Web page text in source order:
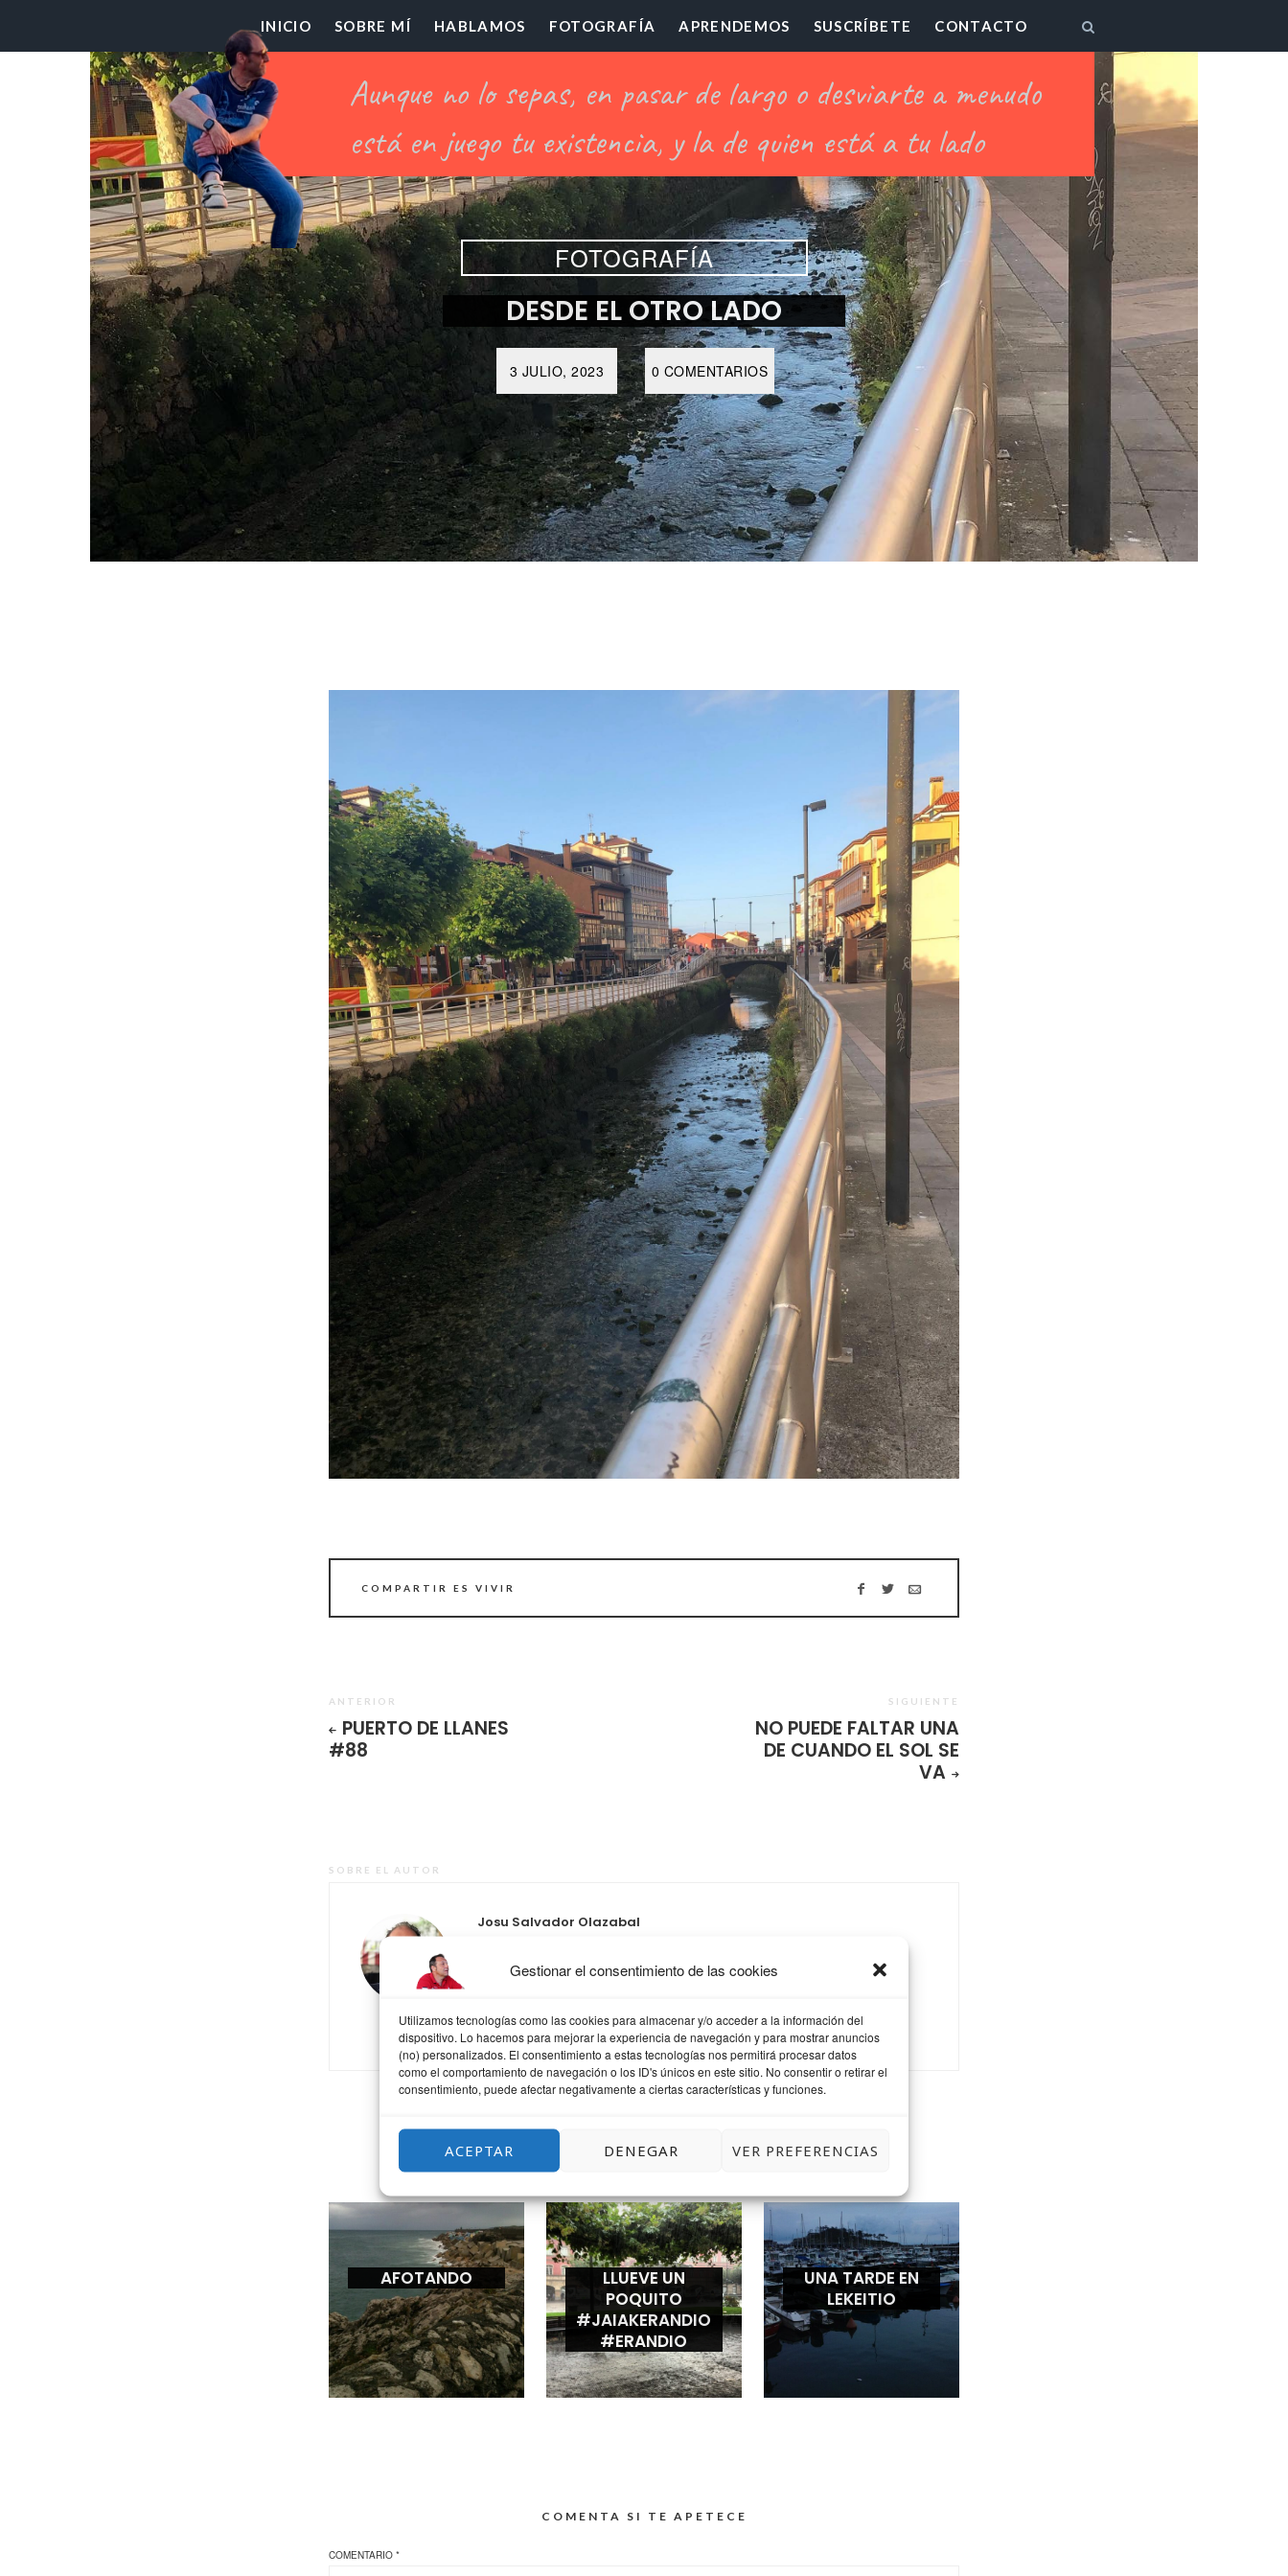
Gestionar el consentimiento de las cookies
Utilizamos tecnologías como las cookies para almacenar y/o acceder a la información del
dispositivo. Lo hacemos para mejorar la experiencia de navegación y para mostrar anuncios
(no) personalizados. El consentimiento a estas tecnologías nos permitirá procesar datos
como el comportamiento de navegación o los ID's únicos en este sitio. No consentir o retirar el
consentimiento, puede afectar negativamente a ciertas características y funciones.
ACEPTAR DENEGAR VER PREFERENCIAS
El
Profesor
Chillón
INICIO SOBRE MÍ HABLAMOS FOTOGRAFÍA APRENDEMOS SUSCRÍBETE CONTACTO
FOTOGRAFÍA
DESDE EL OTRO LADO
3 JULIO, 2023 0 COMENTARIOS
COMPARTIR ES VIVIR
ANTERIOR
PUERTO DE LLANES
#88
SIGUIENTE
NO PUEDE FALTAR UNA
DE CUANDO EL SOL SE
VA
SOBRE EL AUTOR
Josu Salvador Olazabal
Diseño web donde trabajo, formación, diseño gráfico y web, mi
hobbies Athletic, a ratos filósofo, mis cosas aprendiz, fotografía y
psicólogo. frases y citas
AFOTANDO
LLUEVE UN
POQUITO
#JAIAKERANDIO
#ERANDIO
UNA TARDE EN
LEKEITIO
COMENTA SI TE APETECE
COMENTARIO *